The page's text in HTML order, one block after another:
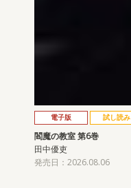
電子版 試し読み
閻魔の教室 第6巻
田中優吏
発売日：2026.08.06